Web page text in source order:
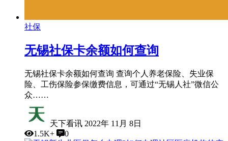
社保
无锡社保卡余额如何查询
无锡社保卡余额如何查询 查询个人养老保险、失业保
险、工伤保险参保缴费信息，可通过“无锡人社”微信公
众……
天下看讯 2022年 11月 8日
1.5K+
0